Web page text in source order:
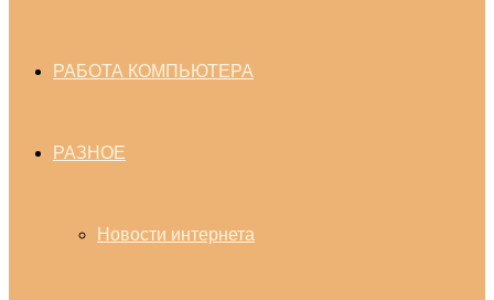
РАБОТА КОМПЬЮТЕРА
РАЗНОЕ
Новости интернета